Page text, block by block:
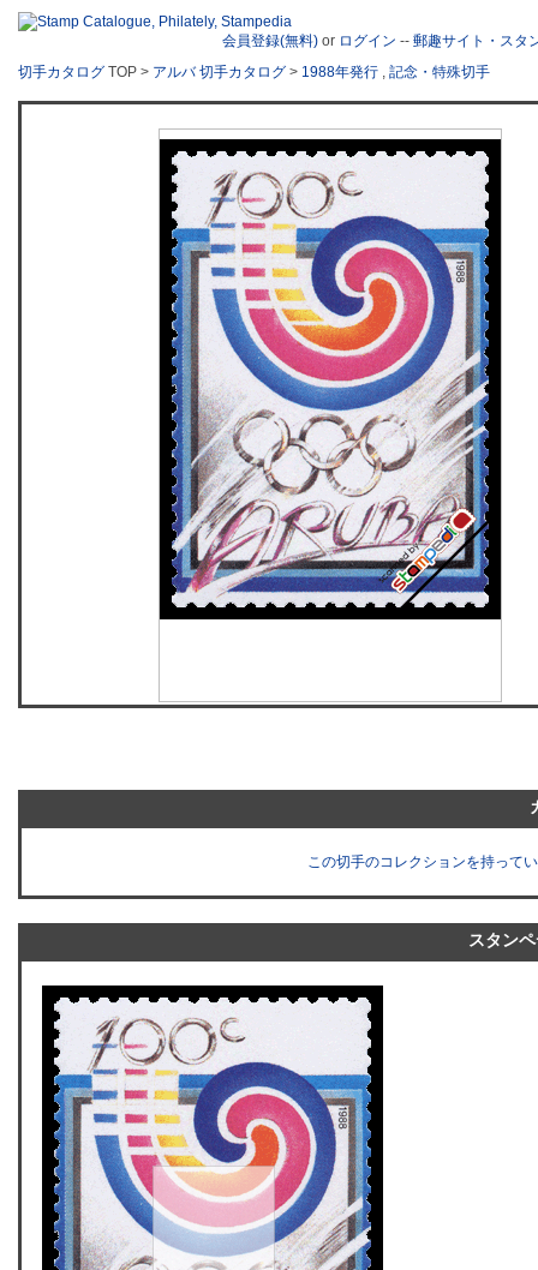
会員登録(無料) or ログイン -- 郵趣サイト・スタ
切手カタログ TOP > アルバ 切手カタログ > 1988年発行 , 記念・特殊切手
この切手のコレクションを持って
スタン